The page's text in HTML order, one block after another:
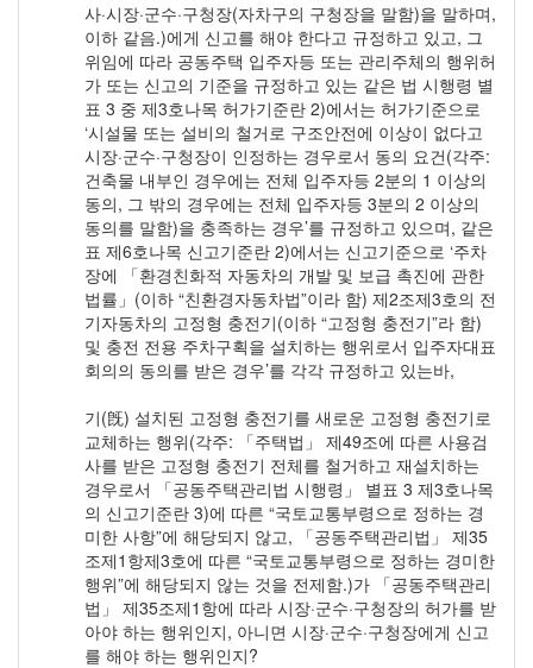
사·시장·군수·구청장(자차구의 구청장을 말함)을 말하며,
이하 같음.)에게 신고를 해야 한다고 규정하고 있고, 그
위임에 따라 공동주택 입주자등 또는 관리주체의 행위허
가 또는 신고의 기준을 규정하고 있는 같은 법 시행령 별
표 3 중 제3호나목 허가기준란 2)에서는 허가기준으로
‘시설물 또는 설비의 철거로 구조안전에 이상이 없다고
시장·군수·구청장이 인정하는 경우로서 동의 요건(각주:
건축물 내부인 경우에는 전체 입주자등 2분의 1 이상의
동의, 그 밖의 경우에는 전체 입주자등 3분의 2 이상의
동의를 말함)을 충족하는 경우’를 규정하고 있으며, 같은
표 제6호나목 신고기준란 2)에서는 신고기준으로 ‘주차
장에 「환경친화적 자동차의 개발 및 보급 촉진에 관한
법률」(이하 “친환경자동차법”이라 함) 제2조제3호의 전
기자동차의 고정형 충전기(이하 “고정형 충전기”라 함)
및 충전 전용 주차구획을 설치하는 행위로서 입주자대표
회의의 동의를 받은 경우’를 각각 규정하고 있는바,
기(旣) 설치된 고정형 충전기를 새로운 고정형 충전기로
교체하는 행위(각주: 「주택법」 제49조에 따른 사용검
사를 받은 고정형 충전기 전체를 철거하고 재설치하는
경우로서 「공동주택관리법 시행령」 별표 3 제3호나목
의 신고기준란 3)에 따른 “국토교통부령으로 정하는 경
미한 사항”에 해당되지 않고, 「공동주택관리법」 제35
조제1항제3호에 따른 “국토교통부령으로 정하는 경미한
행위”에 해당되지 않는 것을 전제함.)가 「공동주택관리
법」 제35조제1항에 따라 시장·군수·구청장의 허가를 받
아야 하는 행위인지, 아니면 시장·군수·구청장에게 신고
를 해야 하는 행위인지?